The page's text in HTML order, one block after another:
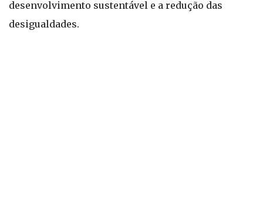
desenvolvimento sustentável e a redução das
desigualdades.